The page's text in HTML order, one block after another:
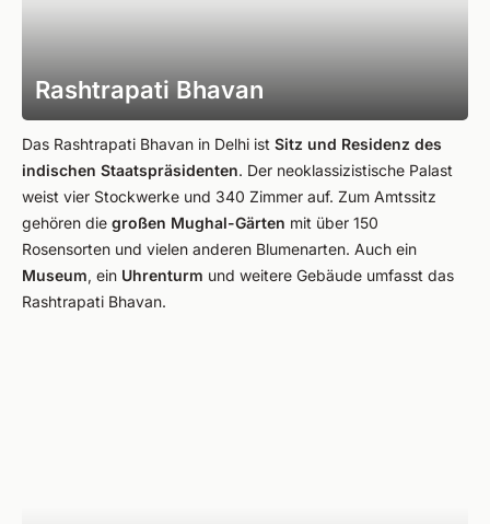
Rashtrapati Bhavan
Das Rashtrapati Bhavan in Delhi ist Sitz und Residenz des
indischen Staatspräsidenten. Der neoklassizistische Palast
weist vier Stockwerke und 340 Zimmer auf. Zum Amtssitz
gehören die großen Mughal-Gärten mit über 150
Rosensorten und vielen anderen Blumenarten. Auch ein
Museum, ein Uhrenturm und weitere Gebäude umfasst das
Rashtrapati Bhavan.